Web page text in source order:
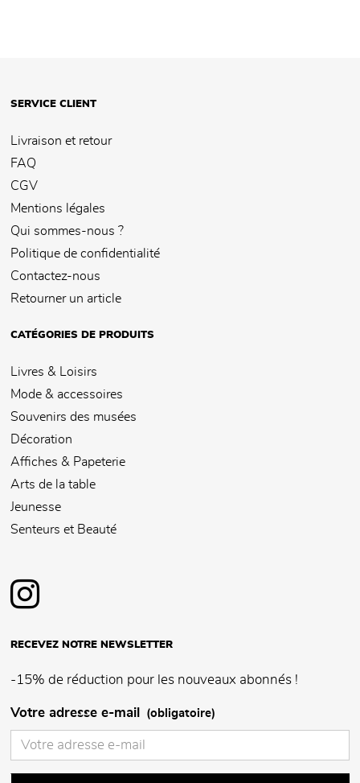
SERVICE CLIENT
Livraison et retour
FAQ
CGV
Mentions légales
Qui sommes-nous ?
Politique de confidentialité
Contactez-nous
Retourner un article
CATÉGORIES DE PRODUITS
Livres & Loisirs
Mode & accessoires
Souvenirs des musées
Décoration
Affiches & Papeterie
Arts de la table
Jeunesse
Senteurs et Beauté
RECEVEZ NOTRE NEWSLETTER
-15% de réduction pour les nouveaux abonnés !
Votre adresse e-mail (obligatoire)